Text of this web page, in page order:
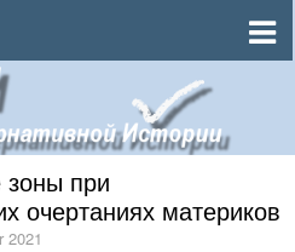
при
очертаниях материков
2021